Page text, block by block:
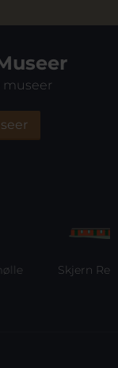
museer
Skjern